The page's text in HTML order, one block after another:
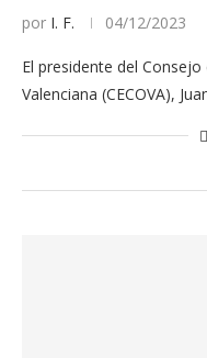
por I. F. 04/12/2023
El presidente del
Valenciana (CECOVA),